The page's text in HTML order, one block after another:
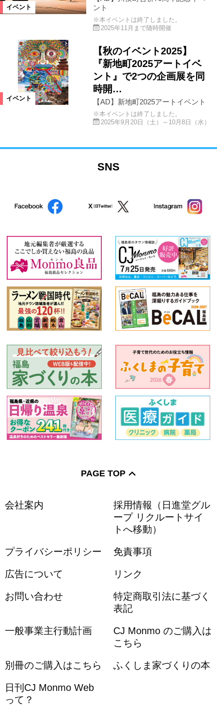
イベント
ント
※本イベントは終了しました。
2025年11月まで随時開催
イベント
【秋のイベント2025】
『新地町2025アートイベ
ント』で2つの企画展を同
時開…
【AD】新地町2025アートイベント
※本イベントは終了しました。
2025年9月20日（土）～10月8日（水）
SNS
PAGE TOP
会社案内
採用情報（日進堂グル
ープ リクルートサイ
トへ移動）
プライバシーポリシー 免責事項
広告について リンク
お問い合わせ
特定商取引法に基づく
表記
一般事業主行動計画
CJ Monmo のご購入は
こちら
別冊のご購入はこちら ふくしま家づくりの本
日刊CJ Monmo Web
って？